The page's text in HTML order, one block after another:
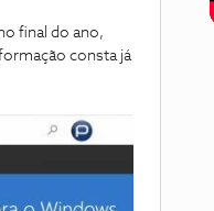
final do ano,
consta já